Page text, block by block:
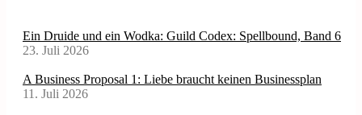
Ein Druide und ein Wodka: Guild Codex: Spellbound, Band 6
23. Juli 2026
A Business Proposal 1: Liebe braucht keinen Businessplan
11. Juli 2026